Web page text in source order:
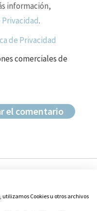
información,
.
de Privacidad
comerciales de
utilizamos Cookies u otros archivos